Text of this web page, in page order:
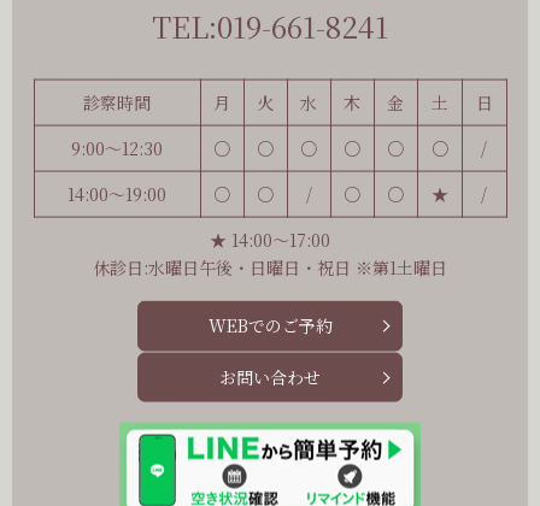
TEL:019-661-8241
診察時間 月 火 水 木 金 土
日
9:00～12:30
○ ○ ○ ○ ○ ○
/
14:00～19:00
○ ○ / ○ ○ ★
/
★ 14:00～17:00
休診日:水曜日午後・日曜日・祝日 ※第1土曜日
WEBでのご予約
お問い合わせ